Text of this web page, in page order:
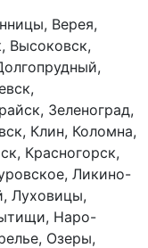
Верея,
Высоковск,
Зеленоград,
Клин, Коломна,
Красногорск,
Ликино-
Луховицы,
Наро-
Озеры,